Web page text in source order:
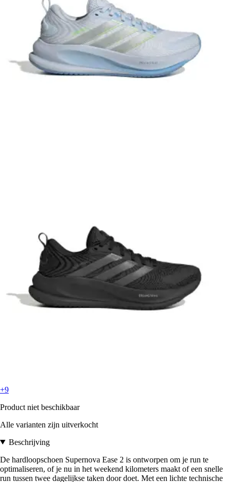
+9
Product niet beschikbaar
Alle varianten zijn uitverkocht
Beschrijving
De hardloopschoen Supernova Ease 2 is ontworpen om je run te
optimaliseren, of je nu in het weekend kilometers maakt of een snelle
run tussen twee dagelijkse taken door doet. Met een lichte technische